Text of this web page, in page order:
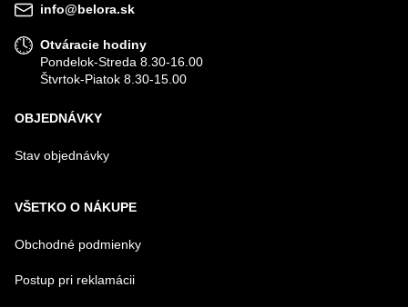
info@belora.sk
Otváracie hodiny
Pondelok-Streda 8.30-16.00
Štvrtok-Piatok 8.30-15.00
OBJEDNÁVKY
Stav objednávky
VŠETKO O NÁKUPE
Obchodné podmienky
Postup pri reklamácii